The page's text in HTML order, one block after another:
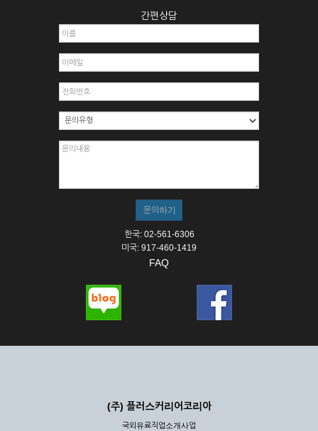
간편상담
한국: 02-561-6306
미국: 917-460-1419
FAQ
(주) 플러스커리어코리아
국외유료직업소개사업